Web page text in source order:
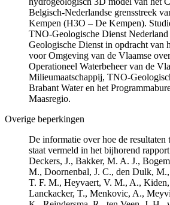
Belgisch-Nederlandse grensstreek
Kempen (H3O – De Kempen).
TNO-Geologische Dienst Nederland
Geologische Dienst in opdracht van
voor Omgeving van de Vlaamse
Operationeel Waterbeheer van de
Milieumaatschappij, TNO-
Brabant Water en het
Maasregio.
Overige beperkingen
De informatie over hoe de resultaten
staat vermeld in het bijhorend
Deckers, J., Bakker, M. A. J.,
M., Doornenbal, J. C., den Dulk,
T. F. M., Heyvaert, V. M., A.,
Lanckacker, T., Menkovic, A.,